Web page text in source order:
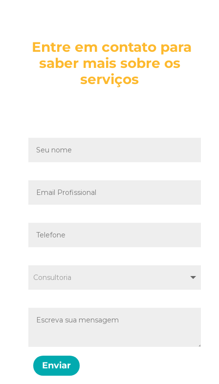
Entre em contato para
saber mais sobre os
serviços
Enviar